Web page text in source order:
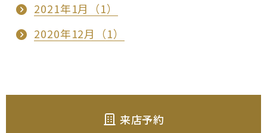
2021年1月（1）
2020年12月（1）
来店予約